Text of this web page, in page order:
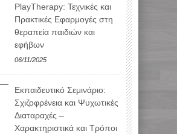
PlayTherapy: Τεχνικές και
Πρακτικές Εφαρμογές στη
θεραπεία παιδιών και
εφήβων
06/11/2025
Εκπαιδευτικό Σεμινάριο:
Σχιζοφρένεια και Ψυχωτικές
Διαταραχές –
Χαρακτηριστικά και Τρόποι